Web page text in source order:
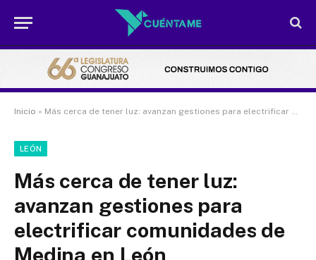
Inicio » Más cerca de tener luz: avanzan gestiones para electrificar comunidades de Medina en León
LEÓN
Más cerca de tener luz:
avanzan gestiones para
electrificar comunidades de
Medina en León